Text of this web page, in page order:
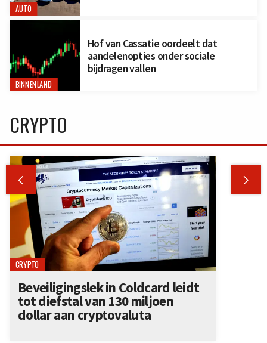
AUTO
BINNENLAND
Hof van Cassatie oordeelt dat
aandelenopties onder sociale
bijdragen vallen
CRYPTO
 
CRYPTO
Beveiligingslek in Coldcard leidt
tot diefstal van 130 miljoen
dollar aan cryptovaluta